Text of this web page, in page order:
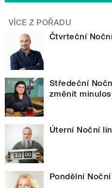
VÍCE Z POŘADU
Čtvrteční
Středeční
změnit
Úterní Noční
Pondělní